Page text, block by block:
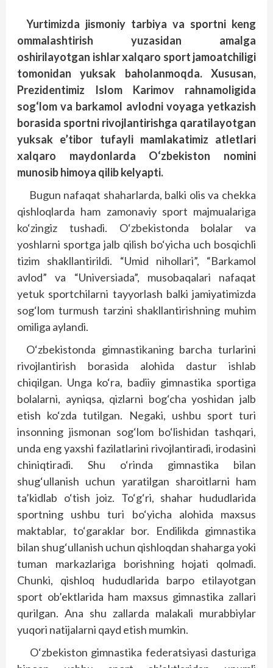
Yurtimizda jismoniy tarbiya va sportni keng
ommalashtirish yuzasidan amalga
oshirilayotgan ishlar xalqaro sport jamoatchiligi
tomonidan yuksak baholanmoqda. Xususan,
Prezidentimiz Islom Karimov rahnamoligida
sog‘lom va barkamol avlodni voyaga yetkazish
borasida sportni rivojlantirishga qaratilayotgan
yuksak e’tibor tufayli mamlakatimiz atletlari
xalqaro maydonlarda O‘zbekiston nomini
munosib himoya qilib kelyapti.
Bugun nafaqat shaharlarda, balki olis va chekka
qishloqlarda ham zamonaviy sport majmualariga
ko‘zingiz tushadi. O‘zbekistonda bolalar va
yoshlarni sportga jalb qilish bo‘yicha uch bosqichli
tizim shakllantirildi. “Umid nihollari”, “Barkamol
avlod” va “Universiada”, musobaqalari nafaqat
yetuk sportchilarni tayyorlash balki jamiyatimizda
sog‘lom turmush tarzini shakllantirishning muhim
omiliga aylandi.
O‘zbekistonda gimnastikaning barcha turlarini
rivojlantirish borasida alohida dastur ishlab
chiqilgan. Unga ko‘ra, badiiy gimnastika sportiga
bolalarni, ayniqsa, qizlarni bog‘cha yoshidan jalb
etish ko‘zda tutilgan. Negaki, ushbu sport turi
insonning jismonan sog‘lom bo‘lishidan tashqari,
unda eng yaxshi fazilatlarini rivojlantiradi, irodasini
chiniqtiradi. Shu o‘rinda gimnastika bilan
shug‘ullanish uchun yaratilgan sharoitlarni ham
ta’kidlab o‘tish joiz. To‘g‘ri, shahar hududlarida
sportning ushbu turi bo‘yicha alohida maxsus
maktablar, to‘garaklar bor. Endilikda gimnastika
bilan shug‘ullanish uchun qishloqdan shaharga yoki
tuman markazlariga borishning hojati qolmadi.
Chunki, qishloq hududlarida barpo etilayotgan
sport ob’ektlarida ham maxsus gimnastika zallari
qurilgan. Ana shu zallarda malakali murabbiylar
yuqori natijalarni qayd etish mumkin.
O‘zbekiston gimnastika federatsiyasi dasturiga